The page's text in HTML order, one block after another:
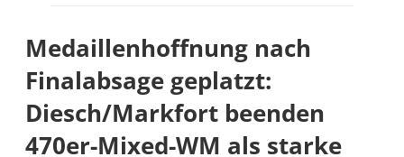
Medaillenhoffnung nach
Finalabsage geplatzt:
Diesch/Markfort beenden
470er-Mixed-WM als starke